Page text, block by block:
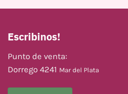
Escribinos!
Punto de venta:
Dorrego 4241 Mar del Plata